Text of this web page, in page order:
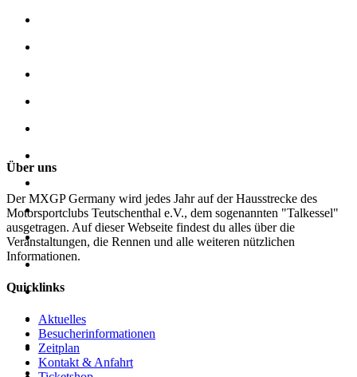
Über uns
Der MXGP Germany wird jedes Jahr auf der Hausstrecke des
Motorsportclubs Teutschenthal e.V., dem sogenannten "Talkessel"
ausgetragen. Auf dieser Webseite findest du alles über die
Veranstaltungen, die Rennen und alle weiteren nützlichen
Informationen.
Quicklinks
Aktuelles
Besucherinformationen
Zeitplan
Kontakt & Anfahrt